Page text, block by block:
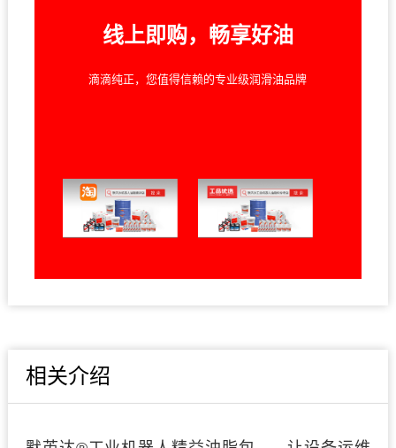
线上即购，畅享好油
滴滴纯正，您值得信赖的专业级润滑油品牌
相关介绍